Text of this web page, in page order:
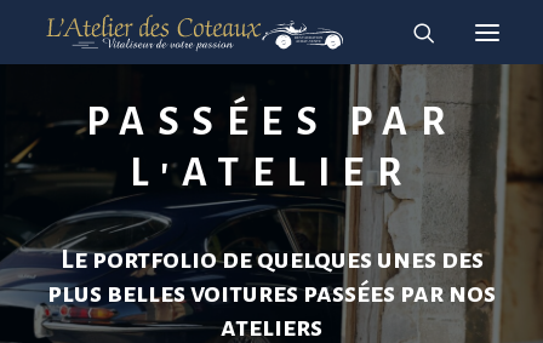
RESTAURATION
ACHAT-VENTE
À vendre
English
Français
PASSÉES PAR
L'ATELIER
Le portfolio de quelques unes des
plus belles voitures passées par nos
ateliers